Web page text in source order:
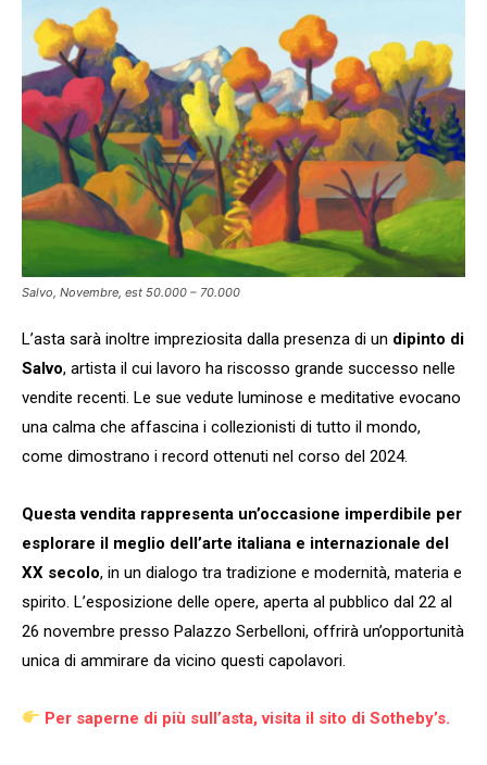
Salvo, Novembre, est 50.000 – 70.000
L’asta sarà inoltre impreziosita dalla presenza di un dipinto di
Salvo, artista il cui lavoro ha riscosso grande successo nelle
vendite recenti. Le sue vedute luminose e meditative evocano
una calma che affascina i collezionisti di tutto il mondo,
come dimostrano i record ottenuti nel corso del 2024.
Questa vendita rappresenta un’occasione imperdibile per
esplorare il meglio dell’arte italiana e internazionale del
XX secolo, in un dialogo tra tradizione e modernità, materia e
spirito. L’esposizione delle opere, aperta al pubblico dal 22 al
26 novembre presso Palazzo Serbelloni, offrirà un’opportunità
unica di ammirare da vicino questi capolavori.
Per saperne di più sull’asta, visita il sito di Sotheby’s.